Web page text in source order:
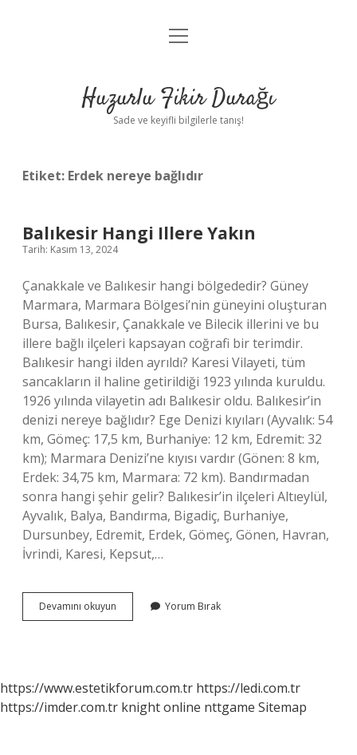
Anasayfa
Yasal Uyarı
menüyü
Huzurlu Fikir Durağı
Sade ve keyifli bilgilerle tanış!
Etiket: Erdek nereye bağlıdır
Balıkesir Hangi Illere Yakın
Tarih: Kasım 13, 2024
Çanakkale ve Balıkesir hangi bölgededir? Güney
Marmara, Marmara Bölgesi’nin güneyini oluşturan
Bursa, Balıkesir, Çanakkale ve Bilecik illerini ve bu
illere bağlı ilçeleri kapsayan coğrafi bir terimdir.
Balıkesir hangi ilden ayrıldı? Karesi Vilayeti, tüm
sancakların il haline getirildiği 1923 yılında kuruldu.
1926 yılında vilayetin adı Balıkesir oldu. Balıkesir’in
denizi nereye bağlıdır? Ege Denizi kıyıları (Ayvalık: 54
km, Gömeç: 17,5 km, Burhaniye: 12 km, Edremit: 32
km); Marmara Denizi’ne kıyısı vardır (Gönen: 8 km,
Erdek: 34,75 km, Marmara: 72 km). Bandırmadan
sonra hangi şehir gelir? Balıkesir’in ilçeleri Altıeylül,
Ayvalık, Balya, Bandırma, Bigadiç, Burhaniye,
Dursunbey, Edremit, Erdek, Gömeç, Gönen, Havran,
İvrindi, Karesi, Kepsut,…
Devamını okuyun Balıkesir
Hangi
Yorum Bırak
https://www.estetikforum.com.tr https://ledi.com.tr
https://imder.com.tr knight online nttgame Sitemap